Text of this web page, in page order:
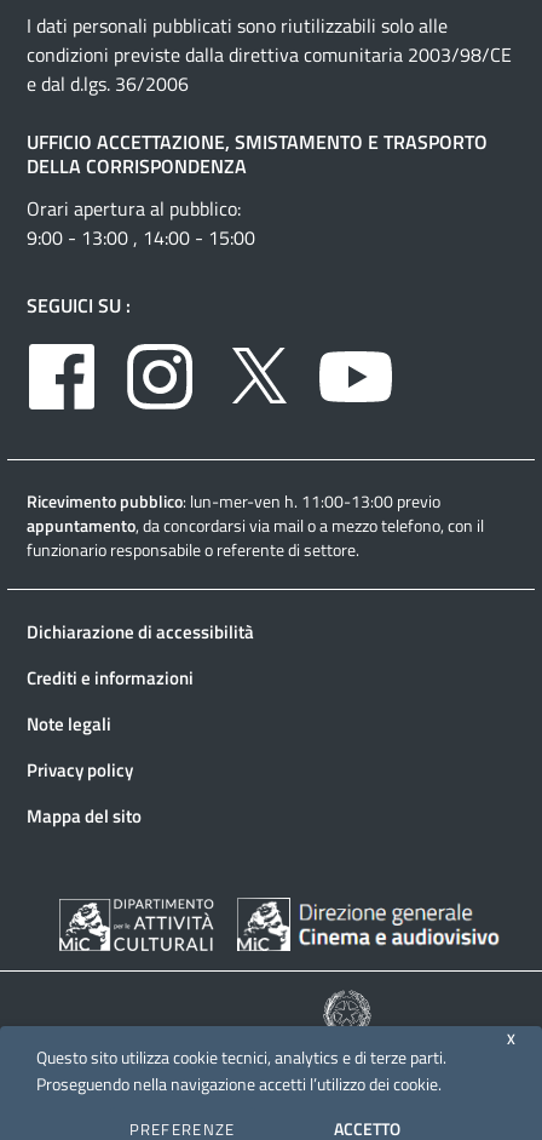
I dati personali pubblicati sono riutilizzabili solo alle
condizioni previste dalla direttiva comunitaria 2003/98/CE
e dal d.lgs. 36/2006
UFFICIO ACCETTAZIONE, SMISTAMENTO E TRASPORTO
DELLA CORRISPONDENZA
Orari apertura al pubblico:
9:00 - 13:00 , 14:00 - 15:00
SEGUICI SU :
Facebook
Instagram Twitter
Ricevimento pubblico: lun-mer-ven h. 11:00-13:00 previo
appuntamento, da concordarsi via mail o a mezzo telefono, con il
funzionario responsabile o referente di settore.
Dichiarazione di accessibilità
Crediti e informazioni
Note legali
Privacy policy
Mappa del sito
© 2026 Direzione generale Cinema e audiovisivo
X
Questo sito utilizza cookie tecnici, analytics e di terze parti.
Proseguendo nella navigazione accetti l’utilizzo dei cookie.
PREFERENZE ACCETTO